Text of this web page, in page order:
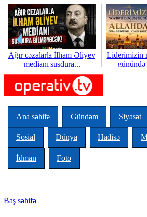
Skip to main content
Ağır cəzalarla İlham Əliyev
medianı susdura...
Liderimizin
Ana səhifə Gündəm Siyasət
Sosial Dünya Hadisə
İdman Foto
Baş səhifə